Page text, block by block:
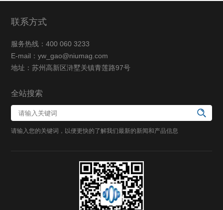
联系方式
服务热线：400 060 3233
E-mail：yw_gao@niumag.com
地址：苏州高新区浒墅关镇青莲路97号
全站搜索
请输入您的关键词，以便更快的了解我们最新的新闻和产品信息